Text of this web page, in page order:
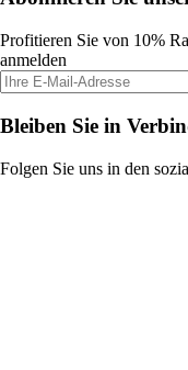
Profitieren Sie von 10%
anmelden
Bleiben Sie in
Folgen Sie uns in den